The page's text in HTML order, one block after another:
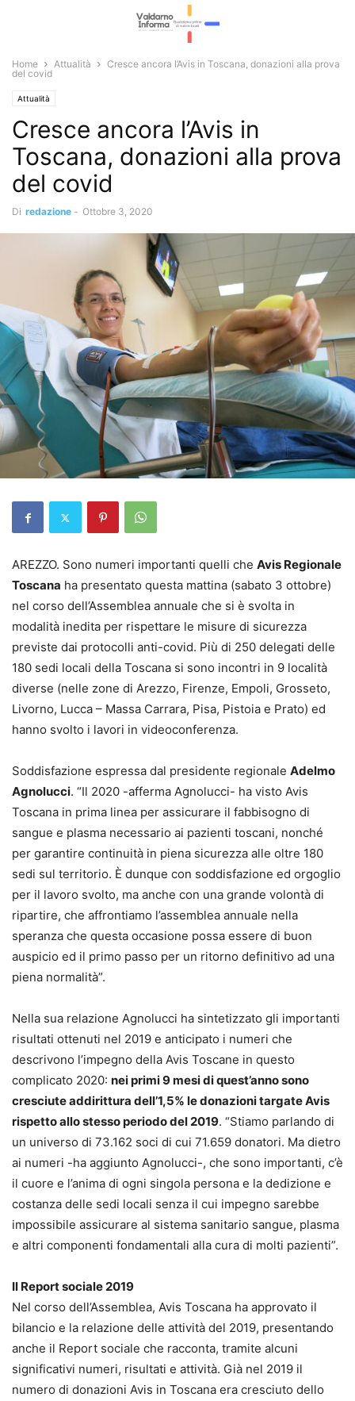
Home Attualità
Cresce ancora l’Avis in Toscana, donazioni alla prova
del covid
Attualità
Cresce ancora l’Avis in
Toscana, donazioni alla prova
del covid
Di redazione - Ottobre 3, 2020
AREZZO. Sono numeri importanti quelli che Avis Regionale
Toscana ha presentato questa mattina (sabato 3 ottobre)
nel corso dell’Assemblea annuale che si è svolta in
modalità inedita per rispettare le misure di sicurezza
previste dai protocolli anti-covid. Più di 250 delegati delle
180 sedi locali della Toscana si sono incontri in 9 località
diverse (nelle zone di Arezzo, Firenze, Empoli, Grosseto,
Livorno, Lucca – Massa Carrara, Pisa, Pistoia e Prato) ed
hanno svolto i lavori in videoconferenza.
Soddisfazione espressa dal presidente regionale Adelmo
Agnolucci. “Il 2020 -afferma Agnolucci- ha visto Avis
Toscana in prima linea per assicurare il fabbisogno di
sangue e plasma necessario ai pazienti toscani, nonché
per garantire continuità in piena sicurezza alle oltre 180
sedi sul territorio. È dunque con soddisfazione ed orgoglio
per il lavoro svolto, ma anche con una grande volontà di
ripartire, che affrontiamo l’assemblea annuale nella
speranza che questa occasione possa essere di buon
auspicio ed il primo passo per un ritorno definitivo ad una
piena normalità”.
Nella sua relazione Agnolucci ha sintetizzato gli importanti
risultati ottenuti nel 2019 e anticipato i numeri che
descrivono l’impegno della Avis Toscane in questo
complicato 2020: nei primi 9 mesi di quest’anno sono
cresciute addirittura dell’1,5% le donazioni targate Avis
rispetto allo stesso periodo del 2019. “Stiamo parlando di
un universo di 73.162 soci di cui 71.659 donatori. Ma dietro
ai numeri -ha aggiunto Agnolucci-, che sono importanti, c’è
il cuore e l’anima di ogni singola persona e la dedizione e
costanza delle sedi locali senza il cui impegno sarebbe
impossibile assicurare al sistema sanitario sangue, plasma
e altri componenti fondamentali alla cura di molti pazienti”.
Il Report sociale 2019
Nel corso dell’Assemblea, Avis Toscana ha approvato il
bilancio e la relazione delle attività del 2019, presentando
anche il Report sociale che racconta, tramite alcuni
significativi numeri, risultati e attività. Già nel 2019 il
numero di donazioni Avis in Toscana era cresciuto dello